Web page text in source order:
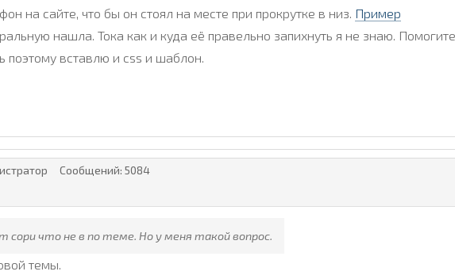
на сайте, что бы он стоял на месте при прокрутке в низ. Пример
нашла. Тока как и куда её правельно запихнуть я не знаю.
поэтому вставлю и css и шаблон.
Сообщений: 5084
сори что не в по теме. Но у меня такой вопрос.
темы.